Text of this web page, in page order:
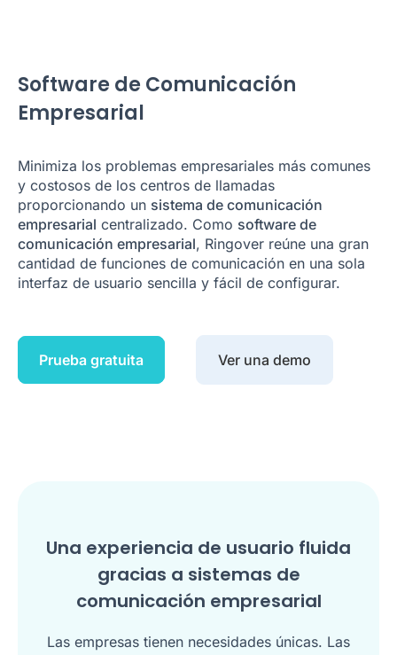
Software de Comunicación
Empresarial
Minimiza los problemas empresariales más comunes
y costosos de los centros de llamadas
proporcionando un sistema de comunicación
empresarial centralizado. Como software de
comunicación empresarial, Ringover reúne una gran
cantidad de funciones de comunicación en una sola
interfaz de usuario sencilla y fácil de configurar.
Prueba gratuita Ver una demo
Una experiencia de usuario fluida
gracias a sistemas de
comunicación empresarial
Las empresas tienen necesidades únicas. Las